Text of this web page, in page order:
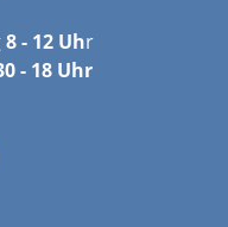
8 - 12 Uhr
- 18 Uhr